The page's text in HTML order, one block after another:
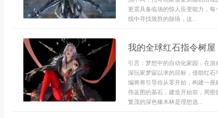
更需具备临场的惊人应变能力，
线中寻找致胜的脉络，这...
我的全球红石指令树
引言：梦想中的自动化家园，在
深玩家梦寐以求的目标，借助红
编将将引导你从零开始，构建一
伟蓝图的基石，建造开始前，周
繁茂的深色橡木林是理想选...